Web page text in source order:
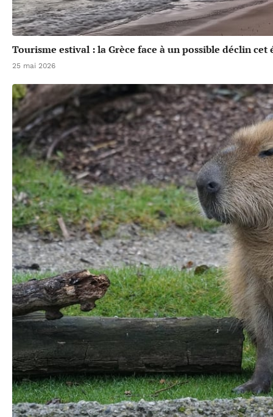
Tourisme estival : la Grèce face à un possible déclin cet
25 mai 2026